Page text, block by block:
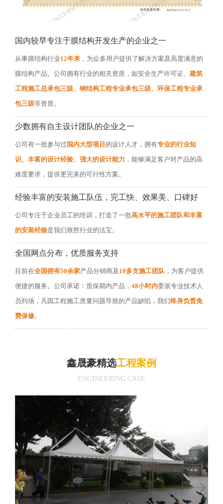
国内较早专注于膜结构开发生产的企业之一
从事膜结构行业12年来 ，为众多用户提供了解决方案及高度满意的
膜结构产品。公司拥有行业的相关资质，如安全生产许可证、 建筑
工程施工总承包三级、钢结构工程专业承包三级、环保工程专业承
包三级等资质。
少数拥有自主设计团队的企业之一
公司有一批参与过 国内大型项目 的设计人才，拥有专业的行业知
识、丰富的设计经验、强大的设计能力 ，能够满足客户对产品的高
难度要求，提供更完美的可行性方案。
经验丰富的安装施工队伍，完工快、效果美、口碑好
公司专注于企业员工的培训，打造了一批高水平的施工团队和丰富
的安装经验是我们致胜行业的法宝。
全国网点分布，优质服务支持
目前在全国拥有50余家产品分销商及 10多支施工团队 ，为客户提供
便捷的服务。公司承诺：质保期内产品， 48小时内委派专业技术人
员到场，凡因工程施工质量问题导致的产品缺陷，我们终身负责免
费保修。
鑫晟豪精选工程案例
ENGINEERING CASE